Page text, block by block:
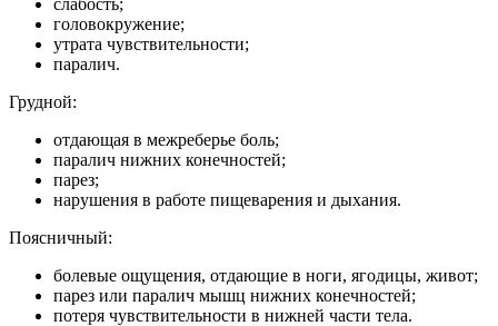
головокружение;
утрата чувствительности;
паралич.
Грудной:
отдающая в межреберье боль;
паралич нижних конечностей;
парез;
нарушения в работе пищеварения и дыхания.
Поясничный:
болевые ощущения, отдающие в ноги, ягодицы, живот;
парез или паралич мышц нижних конечностей;
потеря чувствительности в нижней части тела.